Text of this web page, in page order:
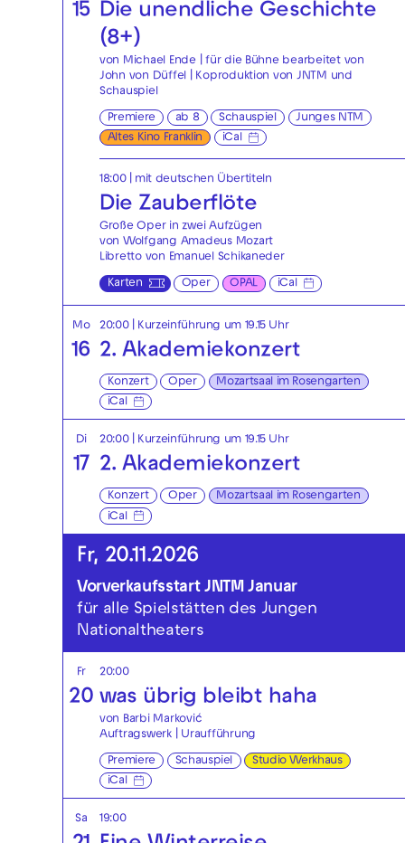
15 Die unendliche Geschichte
(8+)
von Michael Ende | für die Bühne bearbeitet von
John von Düffel | Koproduktion von JNTM und
Schauspiel
Premiere ab 8 Schauspiel
Junges NTM
Altes Kino Franklin
iCal
18:00| mit deutschen Übertiteln
Die Zauberflöte
Große Oper in zwei Aufzügen
von Wolfgang Amadeus Mozart
Libretto von Emanuel Schikaneder
Karten Oper OPAL iCal
Mo
16
20:00 | Kurzeinführung um 19.15 Uhr
2. Akademie­konzert
Konzert Oper
Mozartsaal im Rosengarten
iCal
Di
17
20:00 | Kurzeinführung um 19.15 Uhr
2. Akademie­konzert
Konzert Oper
Mozartsaal im Rosengarten
iCal
Fr, 20.11.2026
Vorverkaufsstart JNTM Januar
für alle Spielstätten des Jungen
Nationaltheaters
Fr
20
20:00
was übrig bleibt haha
von Barbi Marković
Auftragswerk | Uraufführung
Premiere Schauspiel
Studio Werkhaus
iCal
Sa 19:00